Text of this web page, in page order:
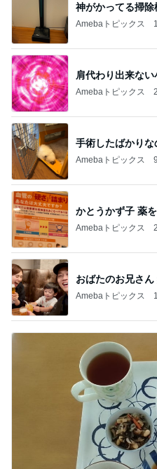
神がかってる掃除
Amebaトピックス
肩代わり出来な
Amebaトピックス
手術したばかり
Amebaトピックス
かとうかず子 薬
Amebaトピックス
おばたのお兄さ
Amebaトピックス